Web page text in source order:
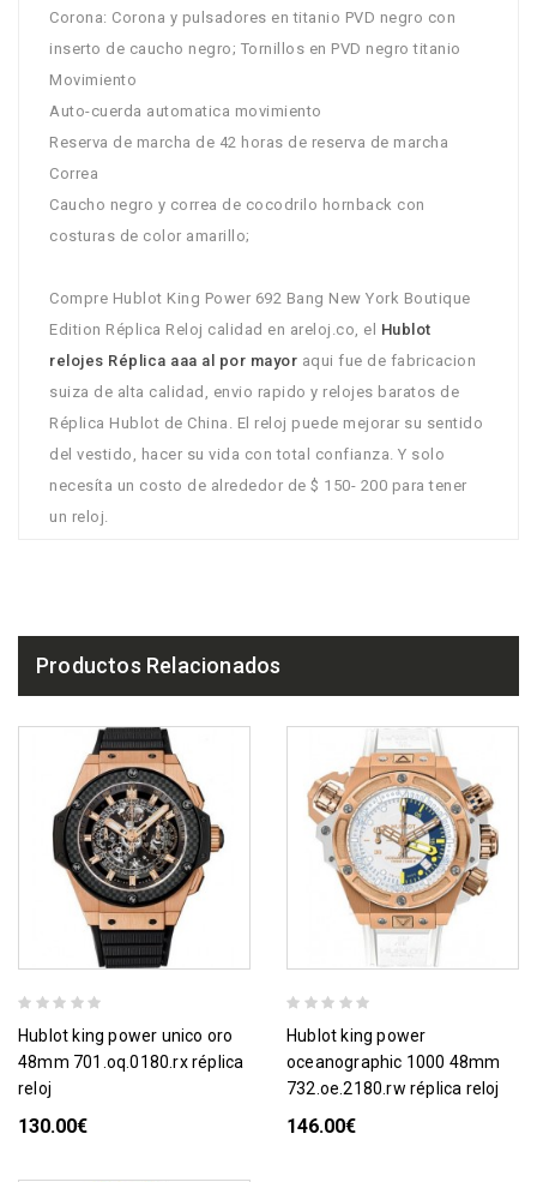
Corona: Corona y pulsadores en titanio PVD negro con
inserto de caucho negro; Tornillos en PVD negro titanio
Movimiento
Auto-cuerda automatica movimiento
Reserva de marcha de 42 horas de reserva de marcha
Correa
Caucho negro y correa de cocodrilo hornback con
costuras de color amarillo;
Compre Hublot King Power 692 Bang New York Boutique
Edition Réplica Reloj calidad en areloj.co, el Hublot
relojes Réplica aaa al por mayor aqui fue de fabricacion
suiza de alta calidad, envio rapido y relojes baratos de
Réplica Hublot de China. El reloj puede mejorar su sentido
del vestido, hacer su vida con total confianza. Y solo
necesíta un costo de alrededor de $ 150- 200 para tener
un reloj.
Productos Relacionados
hublot king power unico oro
48mm 701.oq.0180.rx réplica
reloj
130.00€
hublot king power
oceanographic 1000 48mm
732.oe.2180.rw réplica reloj
146.00€